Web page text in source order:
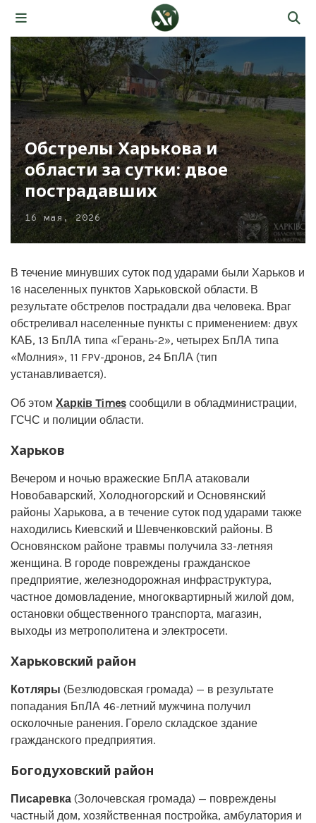
Обстрелы Харькова и
области за сутки: двое
пострадавших
16 мая, 2026
В течение минувших суток под ударами были Харьков и
16 населенных пунктов Харьковской области. В
результате обстрелов пострадали два человека. Враг
обстреливал населенные пункты с применением: двух
КАБ, 13 БпЛА типа «Герань-2», четырех БпЛА типа
«Молния», 11 FPV-дронов, 24 БпЛА (тип
устанавливается).
Об этом Харків Times сообщили в обладминистрации,
ГСЧС и полиции области.
Харьков
Вечером и ночью вражеские БпЛА атаковали
Новобаварский, Холодногорский и Основянский
районы Харькова, а в течение суток под ударами также
находились Киевский и Шевченковский районы. В
Основянском районе травмы получила 33-летняя
женщина. В городе повреждены гражданское
предприятие, железнодорожная инфраструктура,
частное домовладение, многоквартирный жилой дом,
остановки общественного транспорта, магазин,
выходы из метрополитена и электросети.
Харьковский район
Котляры (Безлюдовская громада) — в результате
попадания БпЛА 46-летний мужчина получил
осколочные ранения. Горело складское здание
гражданского предприятия.
Богодуховский район
Писаревка (Золочевская громада) — повреждены
частный дом, хозяйственная постройка, амбулатория и